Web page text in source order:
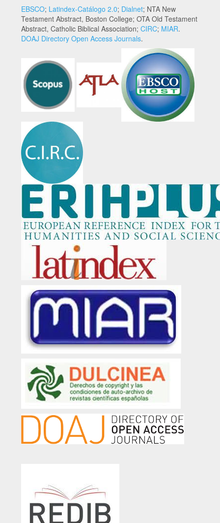
EBSCO; Latindex-Catálogo 2.0; Dialnet; NTA New
Testament Abstract, Boston College; OTA Old Testament
Abstract, Catholic Biblical Association; CIRC; MIAR.
DOAJ Directory Open Access Journals.